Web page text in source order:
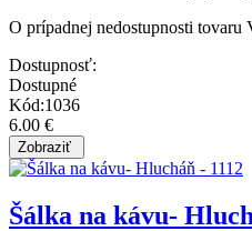
O prípadnej nedostupnosti tovaru
Dostupnosť:
Dostupné
Kód:1036
6.00 €
Šálka na kávu-